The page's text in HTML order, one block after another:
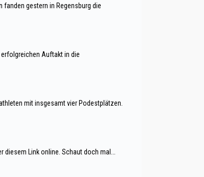
fanden gestern in Regensburg die
Auftakt in die
mit insgesamt vier Podestplätzen.
diesem Link online. Schaut doch mal...